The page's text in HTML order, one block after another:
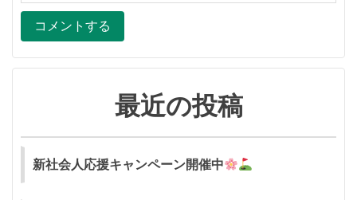
最近の投稿
新社会人応援キャンペーン開催中